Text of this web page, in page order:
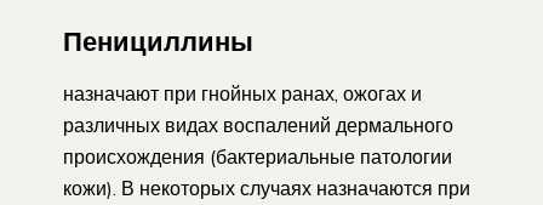
Пенициллины
назначают при гнойных ранах, ожогах и
различных видах воспалений дермального
происхождения (бактериальные патологии
кожи). В некоторых случаях назначаются при